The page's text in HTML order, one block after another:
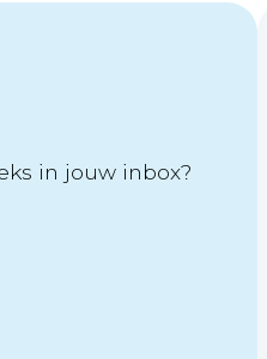
in jouw inbox?